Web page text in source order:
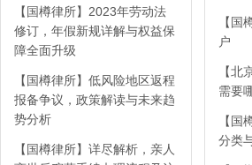
【国樽律所】2023年劳动法
修订，年假新规详解与权益保
障全面升级
【国樽律所】低风险地区返程
报备争议，政策解读与未来趋
势分析
【国樽律所】详尽解析，亲人
【国
户
【北
需要
【国
分类